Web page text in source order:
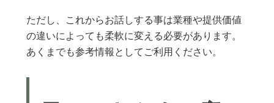
ただし、これからお話しする事は業種や提供価値
の違いによっても柔軟に変える必要があります。
あくまでも参考情報としてご利用ください。